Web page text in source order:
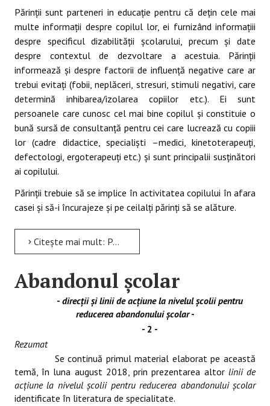
Părinţii sunt parteneri in educaţie pentru că deţin cele mai
multe informaţii despre copilul lor, ei furnizând informaţiii
despre specificul dizabilităţii școlarului, precum şi date
despre contextul de dezvoltare a acestuia. Părinţii
informează şi despre factorii de influenţă negative care ar
trebui evitaţi (fobii, neplăceri, stresuri, stimuli negativi, care
determină inhibarea/izolarea copiilor etc.). Ei sunt
persoanele care cunosc cel mai bine copilul şi constituie o
bună sursă de consultanţă pentru cei care lucrează cu copiii
lor (cadre didactice, specialişti –medici, kinetoterapeuţi,
defectologi, ergoterapeuţi etc.) şi sunt principalii susţinători
ai copilului.
Părinţii trebuie să se implice în activitatea copilului în afara
casei şi să-i încurajeze şi pe ceilalţi părinţi să se alăture.
Citește mai mult: PARTENERIATUL EDUCAŢIONAL CU FAMILIA PENTRU SPRIJINIREA COPIILOR CU DIZABILITĂŢI – IMPLICARE,...
Abandonul şcolar
- direcţii şi linii de acţiune la nivelul şcolii pentru
reducerea abandonului şcolar-
- 2 -
Rezumat
Se continuă primul material elaborat pe această
temă, în luna august 2018, prin prezentarea altor linii de
acţiune la nivelul şcolii pentru reducerea abandonului şcolar
identificate în literatura de specialitate.